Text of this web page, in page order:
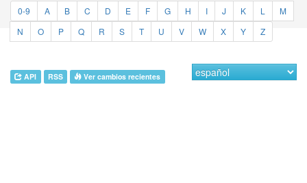
0-9 A B C D E F G H I J K L
M
N
O P Q R S T U V W X Y Z
API RSS Ver cambios recientes